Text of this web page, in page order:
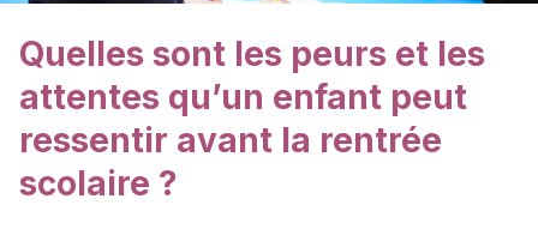
Quelles sont les peurs et les
attentes qu’un enfant peut
ressentir avant la rentrée
scolaire ?